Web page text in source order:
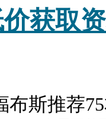
获取
布斯推荐